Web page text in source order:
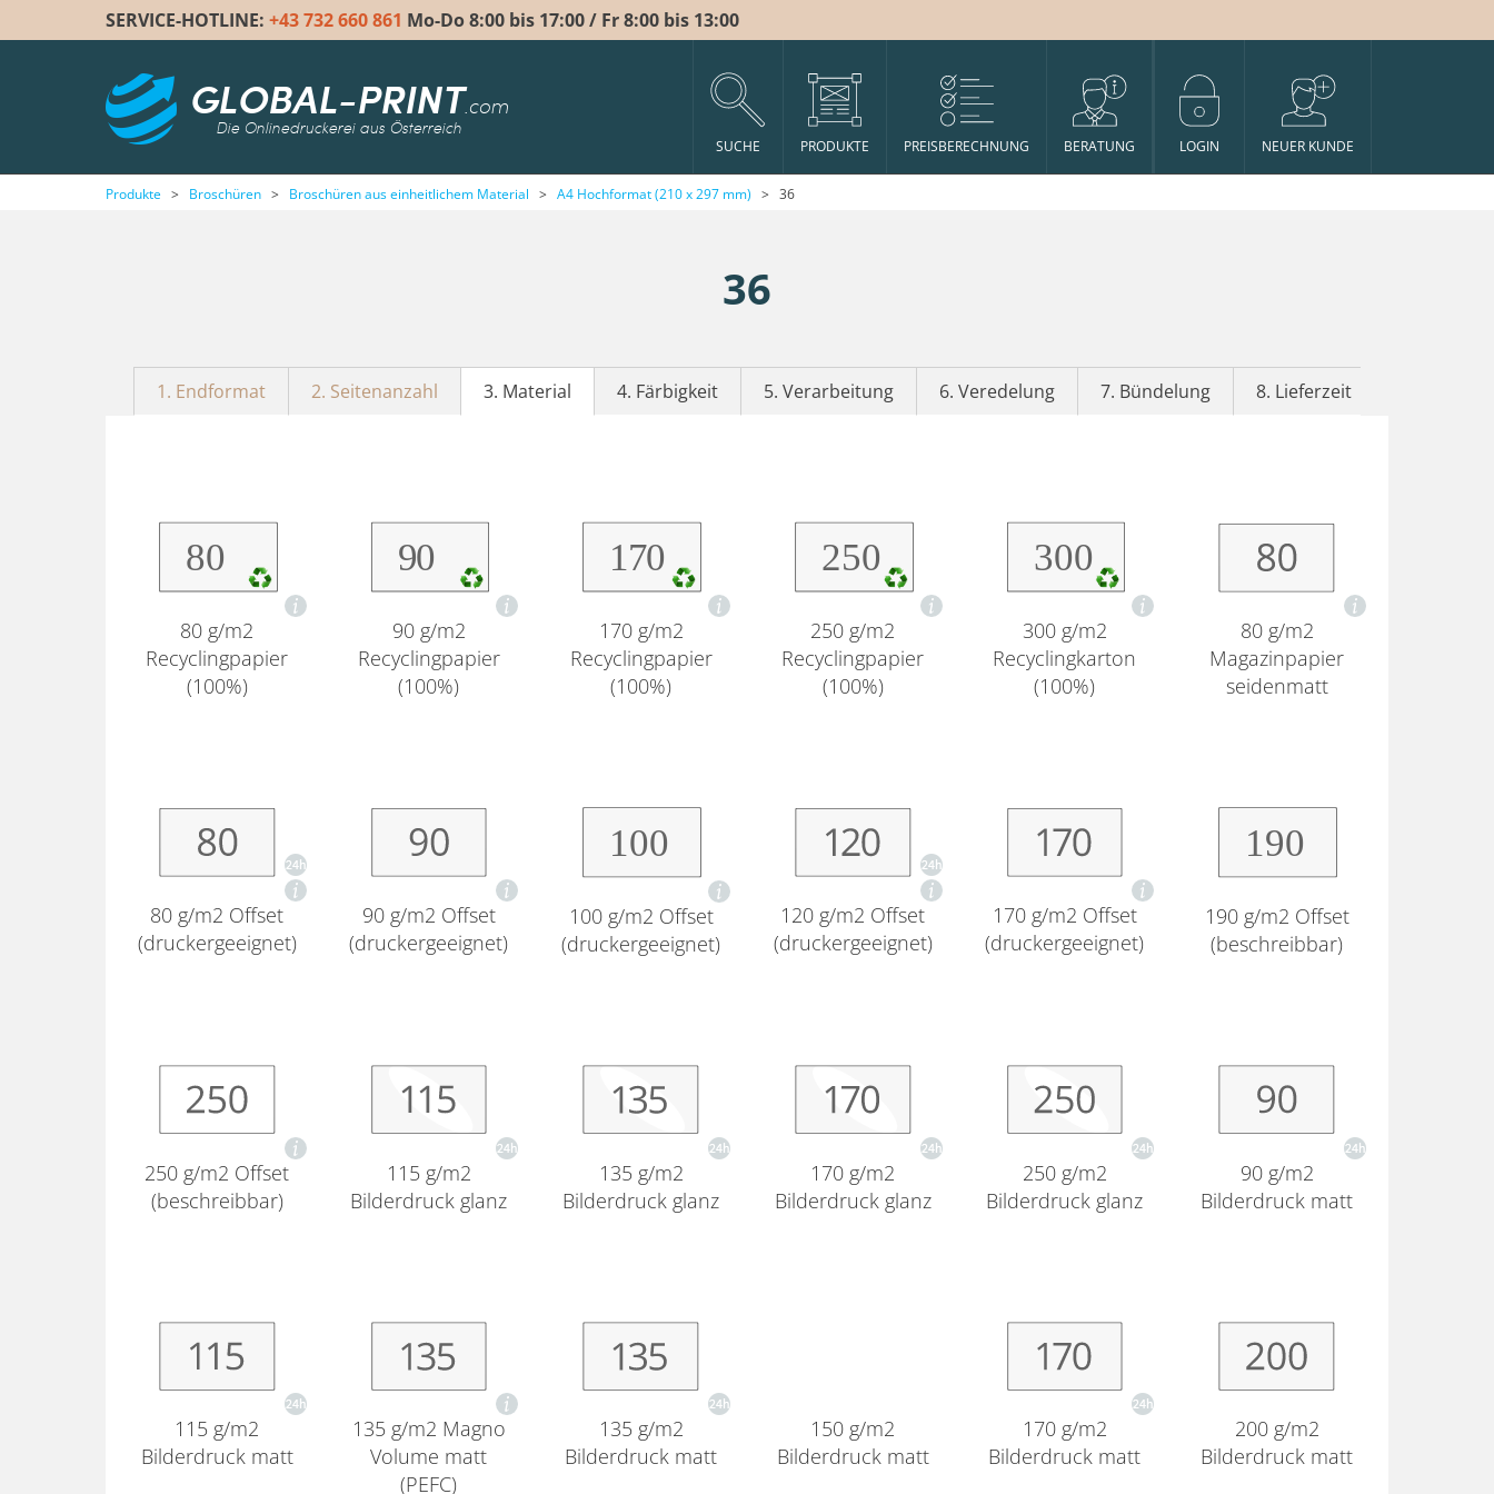
SERVICE-HOTLINE: +43 732 660 861 Mo-Do 8:00 bis 17:00 / Fr 8:00 bis 13:00
GLOBAL-PRINT.com
Die Onlinedruckerei aus Österreich
SUCHE PRODUKTE PREISBERECHNUNG BERATUNG LOGIN NEUER KUNDE
Produkte > Broschüren > Broschüren aus einheitlichem Material > A4 Hochformat (210 x 297 mm) > 36
36
1. Endformat 2. Seitenanzahl 3. Material 4. Färbigkeit 5. Verarbeitung 6. Veredelung 7. Bündelung 8. Lieferzeit
80 g/m2
Recyclingpapier
(100%)
90 g/m2
Recyclingpapier
(100%)
170 g/m2
Recyclingpapier
(100%)
250 g/m2
Recyclingpapier
(100%)
300 g/m2
Recyclingkarton
(100%)
80 g/m2
Magazinpapier
seidenmatt
80 g/m2 Offset
(druckergeeignet)
90 g/m2 Offset
(druckergeeignet)
100 g/m2 Offset
(druckergeeignet)
120 g/m2 Offset
(druckergeeignet)
170 g/m2 Offset
(druckergeeignet)
190 g/m2 Offset
(beschreibbar)
250 g/m2 Offset
(beschreibbar)
115 g/m2
Bilderdruck glanz
135 g/m2
Bilderdruck glanz
170 g/m2
Bilderdruck glanz
250 g/m2
Bilderdruck glanz
90 g/m2
Bilderdruck matt
115 g/m2
Bilderdruck matt
135 g/m2 Magno
Volume matt
(PEFC)
135 g/m2
Bilderdruck matt
150 g/m2
Bilderdruck matt
170 g/m2
Bilderdruck matt
200 g/m2
Bilderdruck matt